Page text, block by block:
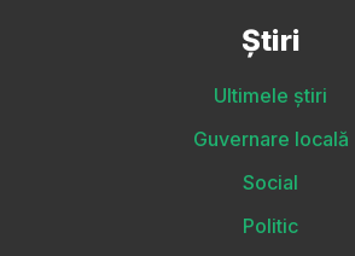
Știri
Ultimele știri
Guvernare locală
Social
Politic